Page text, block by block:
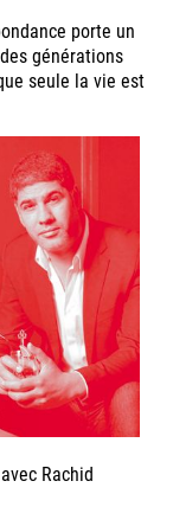
porte un
générations
seule la vie est
avec Rachid